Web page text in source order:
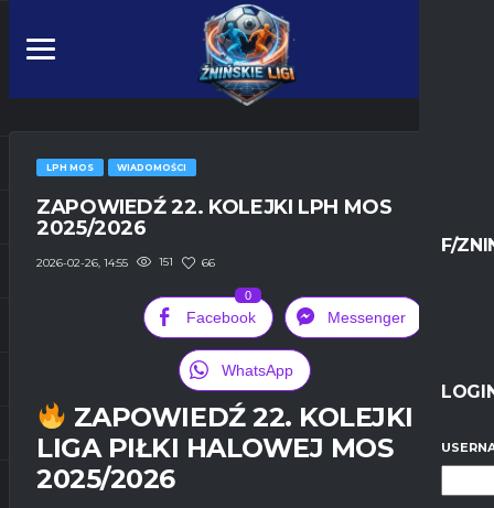
F/
LPH MOS WIADOMOŚCI
ZAPOWIEDŹ 22. KOLEJKI LPH MOS
2025/2026
2026-02-26, 14:55 151 66
Facebook
0
Messenger
WhatsApp
ZAPOWIEDŹ 22. KOLEJKI –
LIGA PIŁKI HALOWEJ MOS
2025/2026